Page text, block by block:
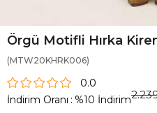
Örgü Motifli Hırka
(MTW20KHRK006)
0.0
İndirim Oranı : %10 İndirim